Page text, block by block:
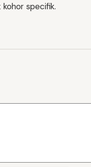
specifik.